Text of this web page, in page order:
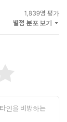
1,839명 평가
별점 분포 보기